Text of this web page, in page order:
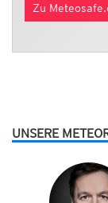
Zu
UNSERE